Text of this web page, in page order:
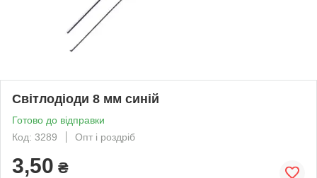
Світлодіоди 8 мм синій
Готово до відправки
Код: 3289
Опт і роздріб
3,50 ₴